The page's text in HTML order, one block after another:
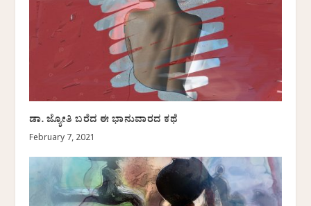
ಡಾ. ಜ್ಯೋತಿ ಬರೆದ ಈ ಭಾನುವಾರದ ಕಥೆ
February 7, 2021